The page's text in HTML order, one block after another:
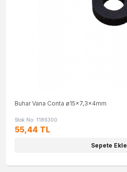
Buhar Vana Conta ø15x7,3x4mm
Stok No: 1186300
55,44 TL
Sepete Ekle